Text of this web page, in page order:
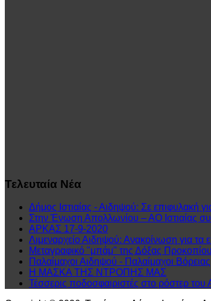
Τελευταία Νέα
Δήμος Ιστιαίας - Αιδηψού: Σε επιφυλακή
Στην Ένωση Απολλωνίου – ΑΟ Ιστιαίας
ΑΡΚΑΣ 17-9-2020
Λιμεναρχείο Αιδηψού: Ανακοίνωση για τα
Μεταγραφικό "μπάμ" της Δόξας
Παλαίμαχοι Αιδηψού - Παλαίμαχοι
Η ΜΑΣΚΑ ΤΗΣ ΝΤΡΟΠΗΣ ΜΑΣ
Τέσσερις ποδοσφαιριστές στο ρόστερ του